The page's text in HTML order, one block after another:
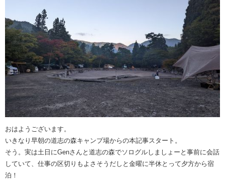
おはようございます。
いきなり早朝の道志の森キャンプ場からの本記事スタート。
そう。実は土日にGenさんと道志の森でソログルしましょーと事前に会話
していて、仕事の区切りもよさそうだしと金曜に半休とって夕方から宿
泊！